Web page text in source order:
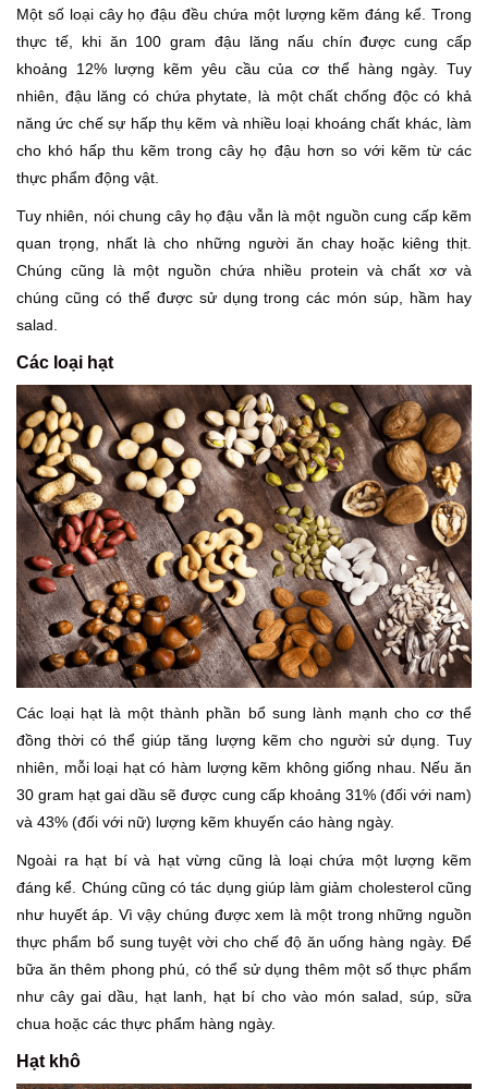
Một số loại cây họ đậu đều chứa một lượng kẽm đáng kể. Trong
thực tế, khi ăn 100 gram đậu lăng nấu chín được cung cấp
khoảng 12% lượng kẽm yêu cầu của cơ thể hàng ngày. Tuy
nhiên, đậu lăng có chứa phytate, là một chất chống độc có khả
năng ức chế sự hấp thụ kẽm và nhiều loại khoáng chất khác, làm
cho khó hấp thu kẽm trong cây họ đậu hơn so với kẽm từ các
thực phẩm động vật.
Tuy nhiên, nói chung cây họ đậu vẫn là một nguồn cung cấp kẽm
quan trọng, nhất là cho những người ăn chay hoặc kiêng thịt.
Chúng cũng là một nguồn chứa nhiều protein và chất xơ và
chúng cũng có thể được sử dụng trong các món súp, hầm hay
salad.
Các loại hạt
Các loại hạt là một thành phần bổ sung lành mạnh cho cơ thể
đồng thời có thể giúp tăng lượng kẽm cho người sử dụng. Tuy
nhiên, mỗi loại hạt có hàm lượng kẽm không giống nhau. Nếu ăn
30 gram hạt gai dầu sẽ được cung cấp khoảng 31% (đối với nam)
và 43% (đối với nữ) lượng kẽm khuyến cáo hàng ngày.
Ngoài ra hạt bí và hạt vừng cũng là loại chứa một lượng kẽm
đáng kể. Chúng cũng có tác dụng giúp làm giảm cholesterol cũng
như huyết áp. Vì vậy chúng được xem là một trong những nguồn
thực phẩm bổ sung tuyệt vời cho chế độ ăn uống hàng ngày. Để
bữa ăn thêm phong phú, có thể sử dụng thêm một số thực phẩm
như cây gai dầu, hạt lanh, hạt bí cho vào món salad, súp, sữa
chua hoặc các thực phẩm hàng ngày.
Hạt khô